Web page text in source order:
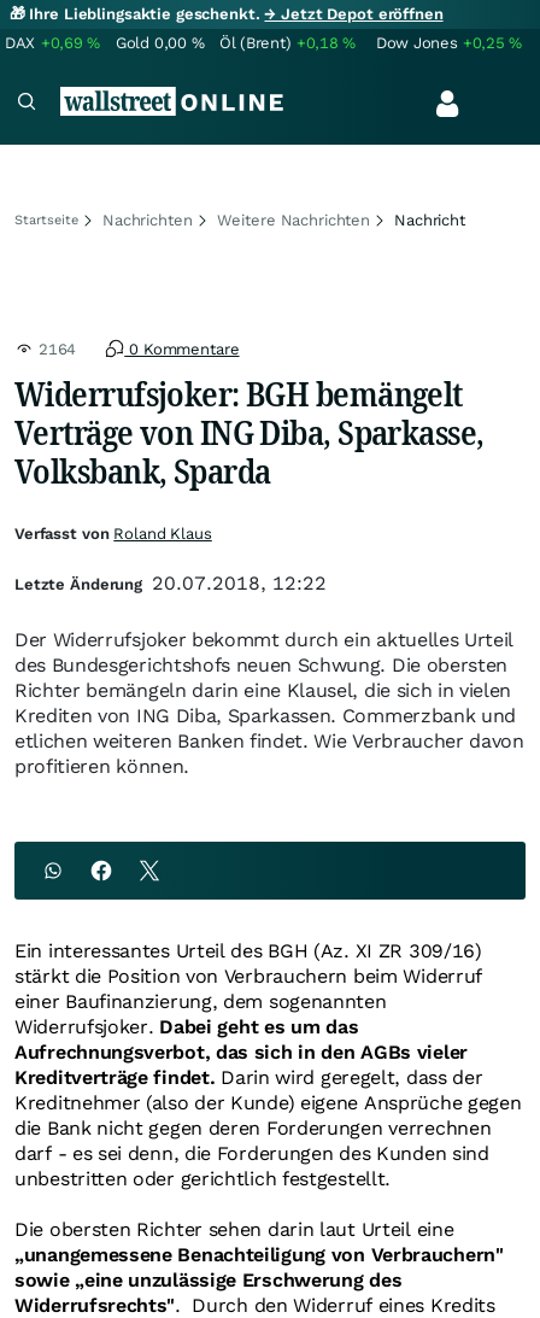
🎁 Ihre Lieblingsaktie geschenkt.→ Jetzt Depot eröffnen
DAX +0,69% Gold 0,00 % Öl (Brent) +0,18% Dow Jones +0,25%
Startseite Nachrichten Weitere Nachrichten Nachricht
2164 0 Kommentare
Widerrufsjoker: BGH bemängelt
Verträge von ING Diba, Sparkasse,
Volksbank, Sparda
Der Widerrufsjoker bekommt durch ein aktuelles Urteil
des Bundesgerichtshofs neuen Schwung. Die obersten
Richter bemängeln darin eine Klausel, die sich in vielen
Krediten von ING Diba, Sparkassen. Commerzbank und
etlichen weiteren Banken findet. Wie Verbraucher davon
profitieren können.
Ein interessantes Urteil des BGH (Az. XI ZR 309/16)
stärkt die Position von Verbrauchern beim Widerruf
einer Baufinanzierung, dem sogenannten
Widerrufsjoker. Dabei geht es um das
Aufrechnungsverbot, das sich in den AGBs vieler
Kreditverträge findet. Darin wird geregelt, dass der
Kreditnehmer (also der Kunde) eigene Ansprüche gegen
die Bank nicht gegen deren Forderungen verrechnen
darf - es sei denn, die Forderungen des Kunden sind
unbestritten oder gerichtlich festgestellt.
Die obersten Richter sehen darin laut Urteil eine
„unangemessene Benachteiligung von Verbrauchern"
sowie „eine unzulässige Erschwerung des
Widerrufsrechts". Durch den Widerruf eines Kredits
Verfasst von Roland Klaus
Letzte Änderung 20.07.2018, 12:22